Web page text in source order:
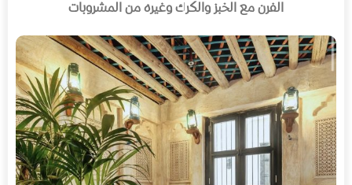
الفرن مع الخبز والكرك وغيره من المشروبات